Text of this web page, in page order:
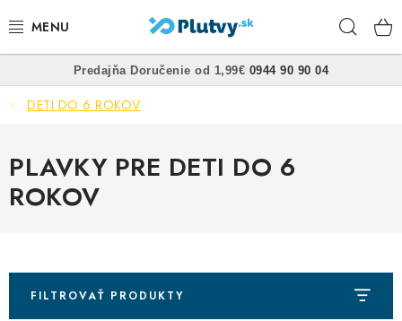
na
PLÁVANIE
FREEDIVING
Predajňa• Doručenie od 1,99€• 0944 90 90 04
DETI DO 6 ROKOV
PLAVKY PRE DETI DO 6
ROKOV
FILTROVAŤ PRODUKTY